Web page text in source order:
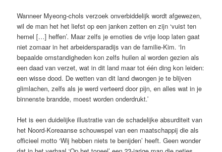
Wanneer Myeong-chols verzoek onverbiddelijk wordt afgewezen,
wil de man het het liefst op een janken zetten en zijn ‘vuist ten
hemel […] heffen’. Maar zelfs je emoties de vrije loop laten gaat
niet zomaar in het arbeidersparadijs van de familie-Kim. ‘In
bepaalde omstandigheden kon zelfs huilen al worden gezien als
een daad van verzet, wat in dit land maar tot één ding kon leiden:
een wisse dood. De wetten van dit land dwongen je te blijven
glimlachen, zelfs als je werd verteerd door pijn, en alles wat in je
binnenste brandde, moest worden onderdrukt.’
Het is een duidelijke illustratie van de schadelijke absurditeit van
het Noord-Koreaanse schouwspel van een maatschappij die als
officieel motto ‘Wij hebben niets te benijden’ heeft. Geen wonder